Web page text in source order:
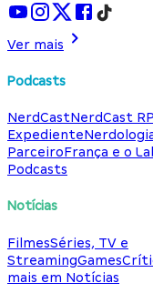
Ver mais
Podcasts
NerdCastNerdCast
Expediente
ParceiroFrança e o
Podcasts
Notícias
FilmesSéries, TV e
StreamingGames
mais em Notícias